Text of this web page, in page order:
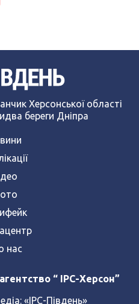
Херсонської області
береги Дніпра
нас
“ IPC-Херсон”
«ІРС-Південь»